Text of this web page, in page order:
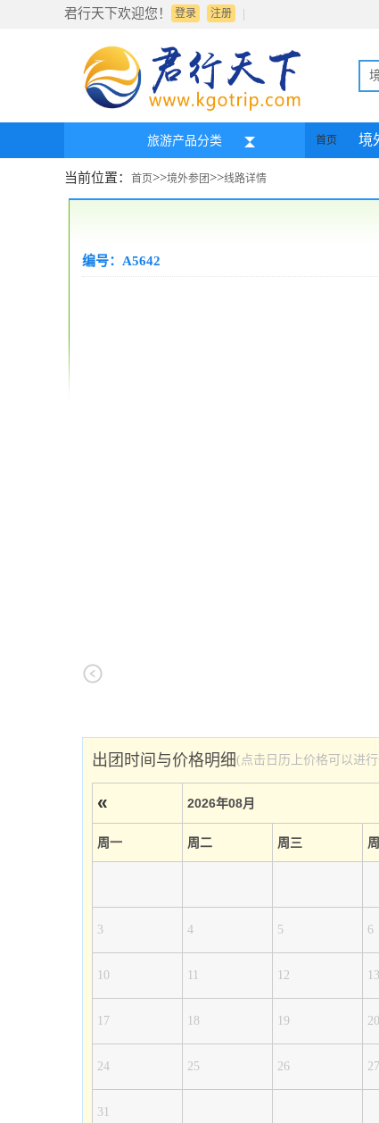
君行天下欢迎您！ 登录 |
注册
旅游产品分类 首页 境
当前位置： 首页>>境外参团>>线路详情
编号：A5642
出团时间与价格明细(点击日历上价格可以进
« 2026年08月
周一 周二 周三
3 4 5 6
10 11 12 13
17 18 19 20
24 25 26 27
31